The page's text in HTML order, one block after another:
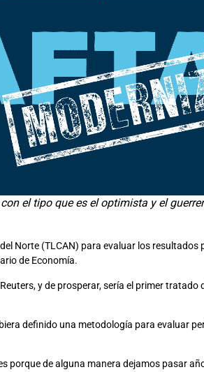
el tipo que es el optimista y el
Norte (TLCAN) para evaluar los
de Economía.
y de prosperar, sería el primer
definido una metodología para evaluar
de alguna manera dejamos pasar